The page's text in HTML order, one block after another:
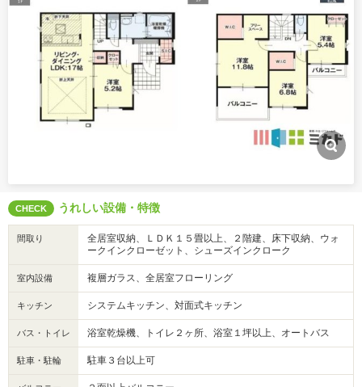
CHECK うれしい設備・特徴
間取り
全居室収納、ＬＤＫ１５畳以上、２階建、床下収納、ウォ
ークインクローゼット、シューズインクローク
室内設備 複層ガラス、全居室フローリング
キッチン システムキッチン、対面式キッチン
バス・トイレ 浴室乾燥機、トイレ２ヶ所、浴室１坪以上、オートバス
駐車・駐輪 駐車３台以上可